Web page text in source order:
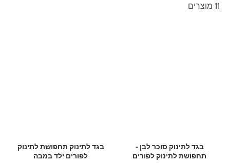
11 מוצרים
בגד לתינוק סוכר לבן -
תחפושת לתינוק לפורים
בגד לתינוק תחפושת לתינוק
לפורים ילד במבה